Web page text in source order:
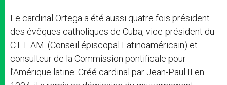
Le cardinal Ortega a été aussi quatre fois président
des évêques catholiques de Cuba, vice-président du
C.E.L.AM. (Conseil épiscopal Latinoaméricain) et
consulteur de la Commission pontificale pour
l’Amérique latine. Créé cardinal par Jean-Paul II en